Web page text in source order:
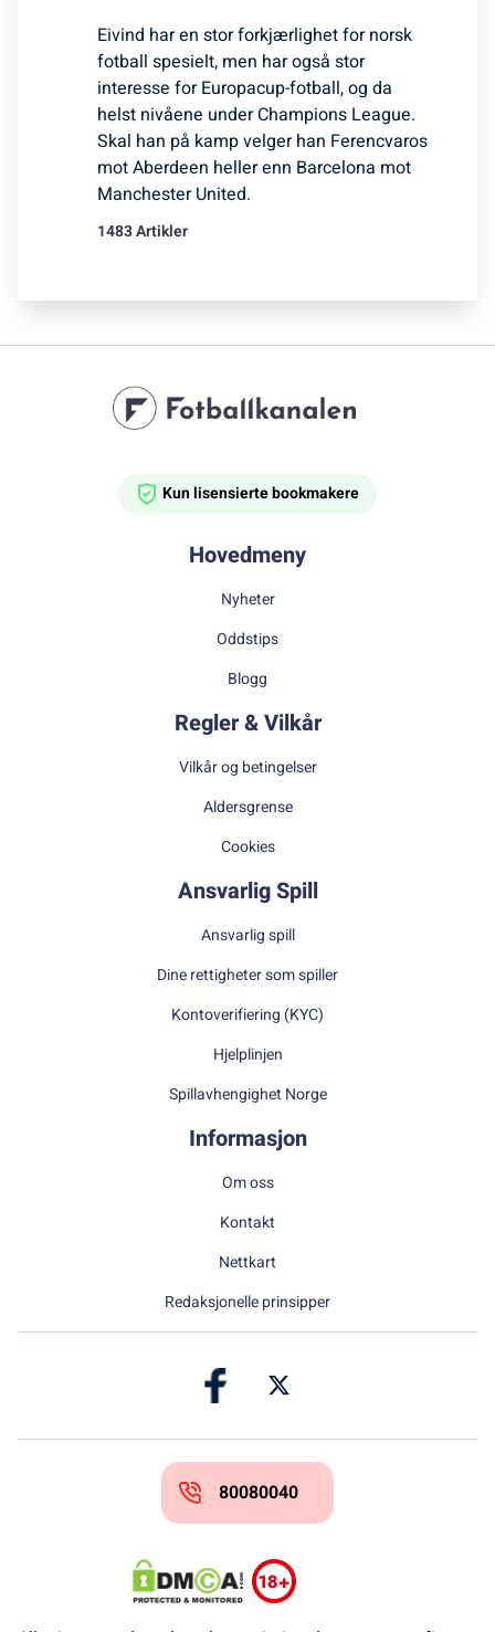
Eivind har en stor forkjærlighet for norsk
fotball spesielt, men har også stor
interesse for Europacup-fotball, og da
helst nivåene under Champions League.
Skal han på kamp velger han Ferencvaros
mot Aberdeen heller enn Barcelona mot
Manchester United.
1483 Artikler
Kun lisensierte bookmakere
Hovedmeny
Nyheter
Oddstips
Blogg
Regler & Vilkår
Vilkår og betingelser
Aldersgrense
Cookies
Ansvarlig Spill
Ansvarlig spill
Dine rettigheter som spiller
Kontoverifiering (KYC)
Hjelplinjen
Spillavhengighet Norge
Informasjon
Om oss
Kontakt
Nettkart
Redaksjonelle prinsipper
80080040